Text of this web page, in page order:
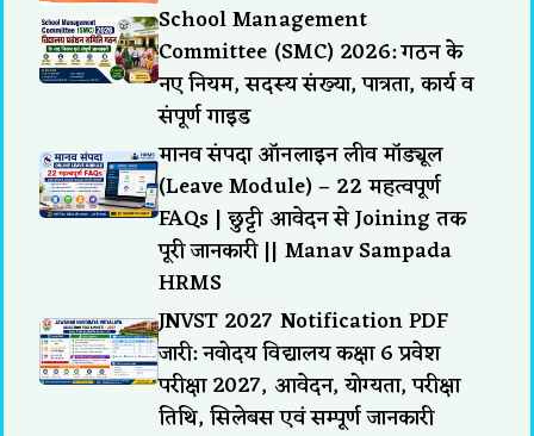
School Management
Committee (SMC) 2026: गठन के
नए नियम, सदस्य संख्या, पात्रता, कार्य व
संपूर्ण गाइड
मानव संपदा ऑनलाइन लीव मॉड्यूल
(Leave Module) – 22 महत्वपूर्ण
FAQs | छुट्टी आवेदन से Joining तक
पूरी जानकारी || Manav Sampada
HRMS
JNVST 2027 Notification PDF
जारी: नवोदय विद्यालय कक्षा 6 प्रवेश
परीक्षा 2027, आवेदन, योग्यता, परीक्षा
तिथि, सिलेबस एवं सम्पूर्ण जानकारी